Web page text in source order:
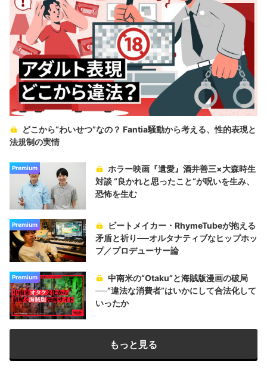
どこから“わいせつ”なの？ Fantia騒動から考える、性的表現と
法規制の実情
Premium
ホラー映画『遺愛』酒井善三×大森時生
対談 “良かれと思ったこと“が呪いを生み、
恐怖を生む
Premium
ビートメイカー・RhymeTubeが抱える
矛盾と祈り──オルタナティブなヒップホッ
プ／プロデューサー論
Premium
中南米の“Otaku”と海賊版漫画の破局
──“違法な消費者”はいかにして合法化して
いったか
もっと見る